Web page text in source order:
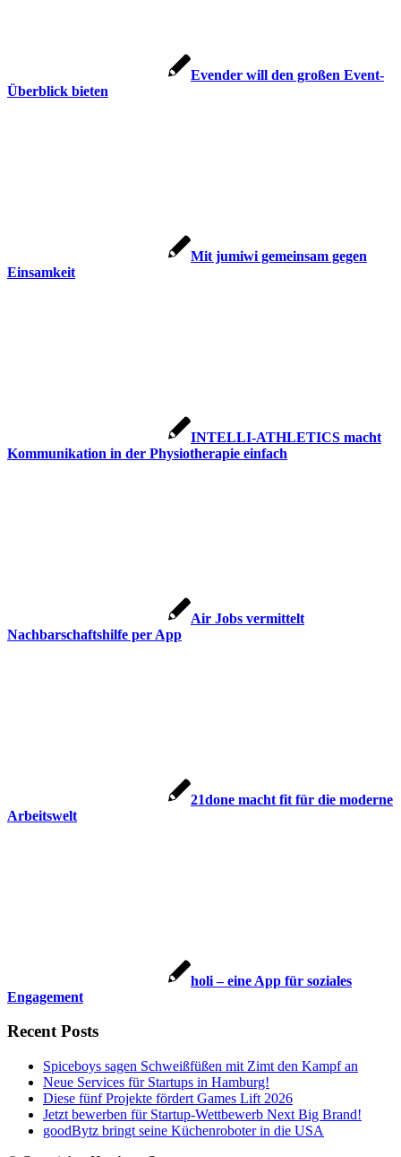
Evender will den großen Event-
Überblick bieten
Mit jumiwi gemeinsam gegen
Einsamkeit
INTELLI-ATHLETICS macht
Kommunikation in der Physiotherapie einfach
Air Jobs vermittelt
Nachbarschaftshilfe per App
21done macht fit für die moderne
Arbeitswelt
holi – eine App für soziales
Engagement
Recent Posts
Spiceboys sagen Schweißfüßen mit Zimt den Kampf an
Neue Services für Startups in Hamburg!
Diese fünf Projekte fördert Games Lift 2026
Jetzt bewerben für Startup-Wettbewerb Next Big Brand!
goodBytz bringt seine Küchenroboter in die USA